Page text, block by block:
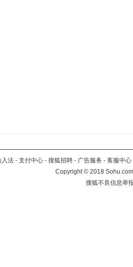
入法 - 支付中心 - 搜狐招聘 - 广告服务 - 客服中心
Copyright©2018
搜狐不良信息举